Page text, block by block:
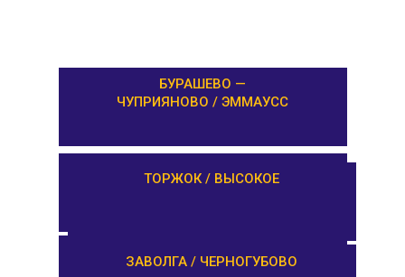
ЛИХОСЛАВЛЬ /
КАЛАШНИКОВО
ЕМЕЛЬЯНОВО / СТАРИЦА
БУРАШЕВО —
ЧУПРИЯНОВО / ЭММАУСС
ТОРЖОК / ВЫСОКОЕ
ЗАВОЛГА / ЧЕРНОГУБОВО